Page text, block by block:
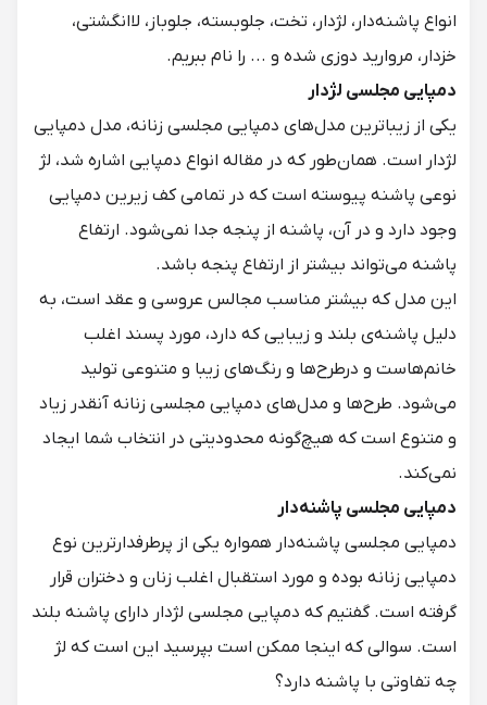
انواع پاشنه‌دار، لژدار، تخت، جلوبسته، جلوباز، لاانگشتی،
خزدار، مروارید دوزی شده و ... را نام ببریم.
دمپایی مجلسی لژدار
یکی از زیباترین مدل‌های دمپایی مجلسی زنانه، مدل دمپایی
لژدار است. همان‌طور که در مقاله انواع دمپایی اشاره شد، لژ
نوعی پاشنه پیوسته است که در تمامی کف زیرین دمپایی
وجود دارد و در آن، پاشنه از پنجه جدا نمی‌شود. ارتفاع
پاشنه می‌تواند بیشتر از ارتفاع پنجه باشد.
این مدل که بیشتر مناسب مجالس عروسی و عقد است، به
دلیل پاشنه‌ی بلند و زیبایی که دارد، مورد پسند اغلب
خانم‌هاست و درطرح‌ها و رنگ‌های زیبا و متنوعی تولید
می‌شود. طرح‌ها و مدل‌های دمپایی مجلسی زنانه آنقدر زیاد
و متنوع است که هیچ‌گونه محدودیتی در انتخاب شما ایجاد
نمی‌کند.
دمپایی مجلسی پاشنه‌دار
دمپایی مجلسی پاشنه‌دار همواره یکی از پرطرفدارترین نوع
دمپایی زنانه بوده و مورد استقبال اغلب زنان و دختران قرار
گرفته است. گفتیم که دمپایی مجلسی لژدار دارای پاشنه بلند
است. سوالی که اینجا ممکن است بپرسید این است که لژ
چه تفاوتی با پاشنه دارد؟